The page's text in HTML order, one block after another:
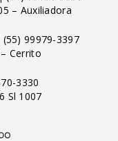
– Auxiliadora
(55) 99979-3397
Cerrito
3330
Sl 1007